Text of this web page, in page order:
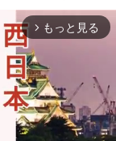
arrow_forward_ios もっと見る